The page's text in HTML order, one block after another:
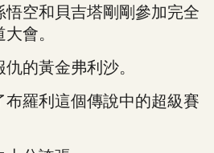
空和貝吉塔剛剛參加完全
會。
的黃金弗利沙。
羅利這個傳說中的超級賽